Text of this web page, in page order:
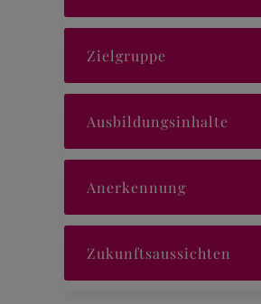
Zielgruppe
Ausbildungsinhalte
Anerkennung
Zukunftsaussichten